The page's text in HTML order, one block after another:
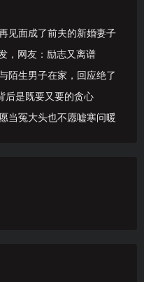
见面成了前夫的新婚妻子
，网友：励志又离谱
陌生男子在家，回应绝了
后是既要又要的贪心
当冤大头也不愿嘘寒问暖